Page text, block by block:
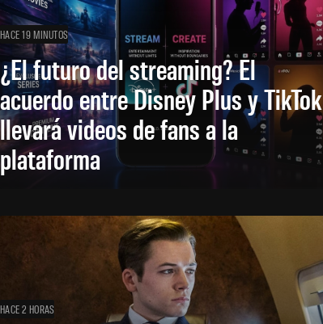
HACE 19 MINUTOS
¿El futuro del streaming? El
acuerdo entre Disney Plus y TikTok
llevará videos de fans a la
plataforma
HACE 2 HORAS